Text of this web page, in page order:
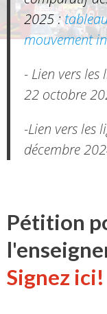
2025 :
mouvement
- Lien vers
22 octobre
-Lien vers les
décembre
Pétition
Signez ici!